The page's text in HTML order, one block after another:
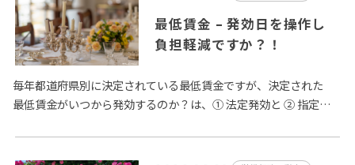
最低賃金 – 発効日を操作し
負担軽減ですか？！
毎年都道府県別に決定されている最低賃金ですが、決定された
最低賃金がいつから発効するのか？は、① 法定発効と ② 指定日
「公…